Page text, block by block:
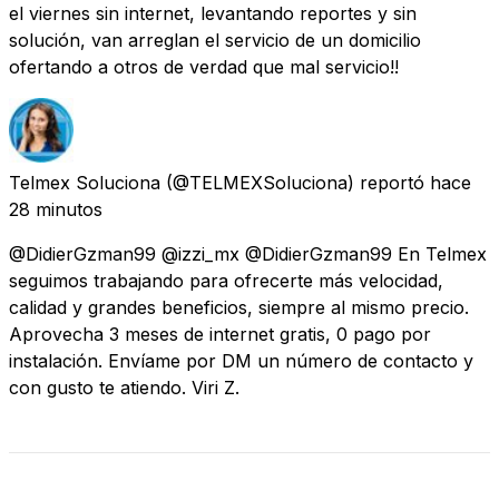
el viernes sin internet, levantando reportes y sin
solución, van arreglan el servicio de un domicilio
ofertando a otros de verdad que mal servicio!!
Telmex Soluciona (@TELMEXSoluciona) reportó hace
28 minutos
@DidierGzman99 @izzi_mx @DidierGzman99 En Telmex
seguimos trabajando para ofrecerte más velocidad,
calidad y grandes beneficios, siempre al mismo precio.
Aprovecha 3 meses de internet gratis, 0 pago por
instalación. Envíame por DM un número de contacto y
con gusto te atiendo. Viri Z.